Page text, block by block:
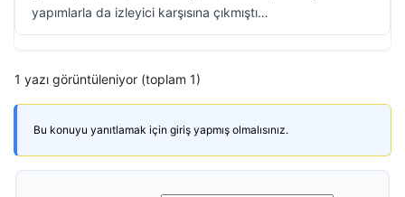
yapımlarla da izleyici karşısına çıkmıştı…
1 yazı görüntüleniyor (toplam 1)
Bu konuyu yanıtlamak için giriş yapmış olmalısınız.